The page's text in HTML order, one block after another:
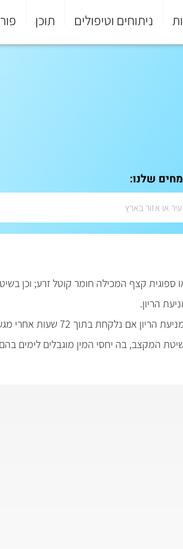
ניתוחים וטיפולים תוכן
ספוגית קצף המכילה חומר קוטל זרע;
הריון.
נלקחת בתוך 72 שעות אחרי מגע מיני בלתי מוגן.
המקצב, בה יחסי המין מוגבלים לימים